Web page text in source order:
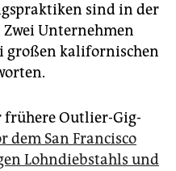
sind in der
Unternehmen
großen kalifornischen
frühere Outlier-Gig-
dem San Francisco
Lohndiebstahls und